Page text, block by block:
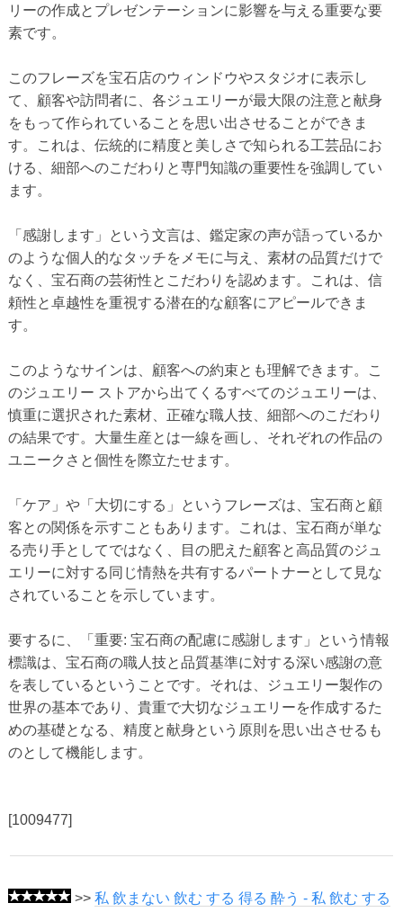
リーの作成とプレゼンテーションに影響を与える重要な要
素です。
このフレーズを宝石店のウィンドウやスタジオに表示し
て、顧客や訪問者に、各ジュエリーが最大限の注意と献身
をもって作られていることを思い出させることができま
す。これは、伝統的に精度と美しさで知られる工芸品にお
ける、細部へのこだわりと専門知識の重要性を強調してい
ます。
「感謝します」という文言は、鑑定家の声が語っているか
のような個人的なタッチをメモに与え、素材の品質だけで
なく、宝石商の芸術性とこだわりを認めます。これは、信
頼性と卓越性を重視する潜在的な顧客にアピールできま
す。
このようなサインは、顧客への約束とも理解できます。こ
のジュエリー ストアから出てくるすべてのジュエリーは、
慎重に選択された素材、正確な職人技、細部へのこだわり
の結果です。大量生産とは一線を画し、それぞれの作品の
ユニークさと個性を際立たせます。
「ケア」や「大切にする」というフレーズは、宝石商と顧
客との関係を示すこともあります。これは、宝石商が単な
る売り手としてではなく、目の肥えた顧客と高品質のジュ
エリーに対する同じ情熱を共有するパートナーとして見な
されていることを示しています。
要するに、「重要: 宝石商の配慮に感謝します」という情報
標識は、宝石商の職人技と品質基準に対する深い感謝の意
を表しているということです。それは、ジュエリー製作の
世界の基本であり、貴重で大切なジュエリーを作成するた
めの基礎となる、精度と献身という原則を思い出させるも
のとして機能します。
[1009477]
>> 私 飲まない 飲む する 得る 酔う - 私 飲む する